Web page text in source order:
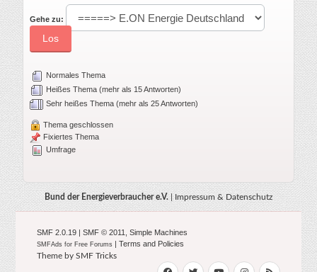
Gehe zu:
Normales Thema
Heißes Thema (mehr als 15 Antworten)
Sehr heißes Thema (mehr als 25 Antworten)
Thema geschlossen
Fixiertes Thema
Umfrage
Bund der Energieverbraucher e.V. Impressum & Datenschutz
SMF 2.0.19| SMF © 2011 Simple Machines
SMFAds for Free Forums | Terms and Policies
Theme by SMF Tricks